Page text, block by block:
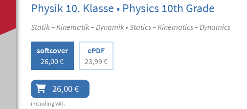
Physik 10. Klasse • Physics 10th Grade
Statik – Kinematik – Dynamik • Statics – Kinematics – Dynamics
softcover
26,00 €
ePDF
23,99 €
26,00 €
including VAT.